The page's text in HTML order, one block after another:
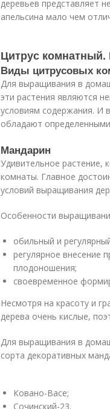
деревьев представляет
апельсина мало чем
Цитрус
Виды цитрусовых
Для выращивания в
эти растения являются
условиям содержания. И
обладают
Мандарин
Удивительное растение,
комнаты. Главное
условий выращивания
Особенности
обильный и
регулярное внесение
плодоношения;
своевременное
Несмотря на красоту и
дерева очень кислые,
Для выращивания в
сорта декоративных
Ковано-Васе;
Сочинский-23.